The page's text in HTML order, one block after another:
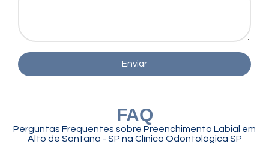
Enviar
FAQ
Perguntas Frequentes sobre Preenchimento Labial em
Alto de Santana - SP na Clínica Odontológica SP